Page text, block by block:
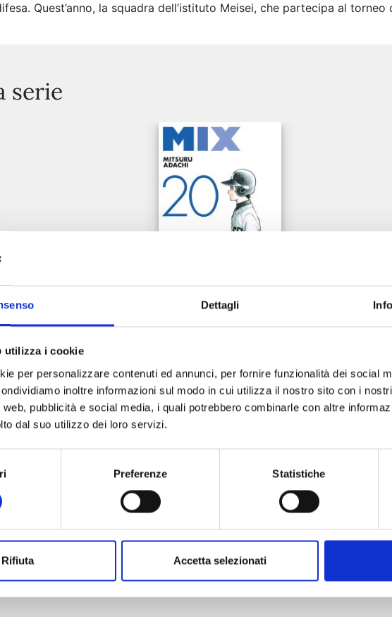
Dettagli
utilizza i cookie
per personalizzare contenuti ed annunci, per fornire funzionalità dei social
inoltre informazioni sul modo in cui utilizza il nostro sito con i
pubblicità e social media, i quali potrebbero combinarle con altre
dal suo utilizzo dei loro servizi.
Preferenze Statistiche
Rifiuta Accetta selezionati
Quest’anno, la squadra dell’istituto Meisei, che partecipa al
serie
MIX n. 20
24/09/2024
€ 5,50
anche: